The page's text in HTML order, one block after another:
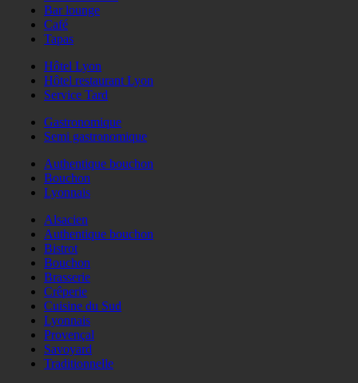
Bar lounge
Café
Tapas
Hôtel Lyon
Hôtel restaurant Lyon
Service Tard
Gastronomique
Semi gastronomique
Authentique bouchon
Bouchon
Lyonnais
Alsacien
Authentique bouchon
Bistrot
Bouchon
Brasserie
Crêperie
Cuisine du Sud
Lyonnais
Provençal
Savoyard
Traditionnelle